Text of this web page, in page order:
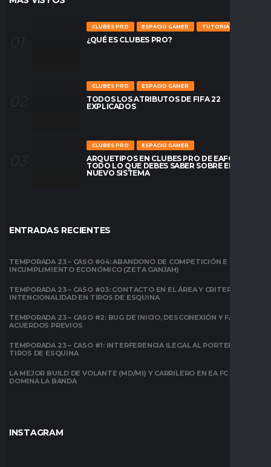
CLUBES PRO ESPACIO GAMER TUTORIALES
¿QUÉ ES CLUBES PRO?
CLUBES PRO ESPACIO GAMER
TODOS LOS ATRIBUTOS DE FIFA 22
EXPLICADOS
CLUBES PRO ESPACIO GAMER
ARQUETIPOS EN CLUBES PRO DE EAFC26:
TODO LO QUE DEBES SABER SOBRE EL
NUEVO SISTEMA
ENTRADAS RECIENTES
TEMPORADA 23 – CASO #04: ABANDONO DE COMPETICIÓN E
INCUMPLIMIENTO ECONÓMICO (ZETA GANJAH)
TEMPORADA 23 – CASO #03: CONTACTO EN EL ÁREA Y CRITERIO DE
INTENCIONALIDAD EN TIROS DE ESQUINA
TEMPORADA 23 – CASO #2: BUG DE INICIO, DESCONEXIÓN Y FALTA DE
ACUERDOS PREVIOS
TEMPORADA 23 – CASO #1: INTERFERENCIA ILEGAL AL PORTERO EN
TIROS DE ESQUINA
LA MEJOR BUILD DE VOLANTE (MD/MI) Y CARRILERO EN EA FC 26:
DOMINA LA BANDA
INSTAGRAM